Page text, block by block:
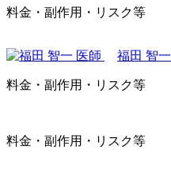
料金・副作用・リスク等
福田 智一
料金・副作用・リスク等
料金・副作用・リスク等